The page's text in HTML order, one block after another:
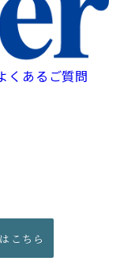
くあるご質問
こちら